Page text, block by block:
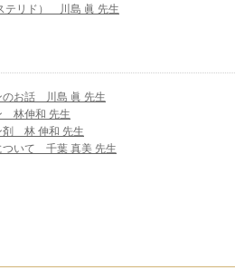
テリド） 川島 眞 先生
のお話 川島 眞 先生
林伸和 先生
剤 林 伸和 先生
ついて 千葉 真美 先生